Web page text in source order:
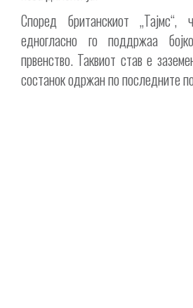
Според британскиот
едногласно го поддржаа
првенство. Таквиот став е
состанок одржан по последните